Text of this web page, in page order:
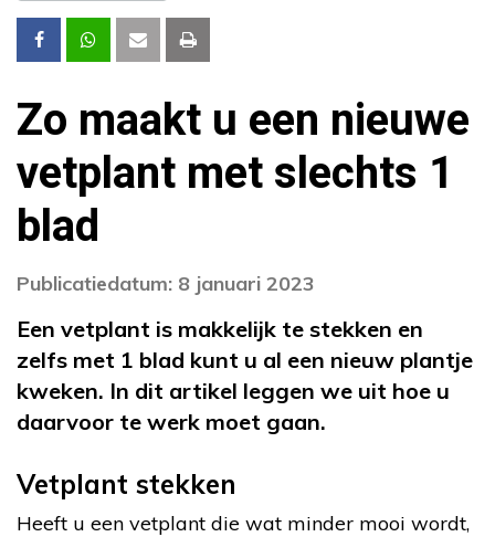
Zo maakt u een nieuwe
vetplant met slechts 1
blad
Publicatiedatum: 8 januari 2023
Een vetplant is makkelijk te stekken en
zelfs met 1 blad kunt u al een nieuw plantje
kweken. In dit artikel leggen we uit hoe u
daarvoor te werk moet gaan.
Vetplant stekken
Heeft u een vetplant die wat minder mooi wordt,